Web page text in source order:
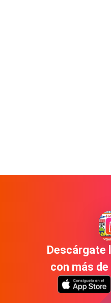
Descárgate
con más